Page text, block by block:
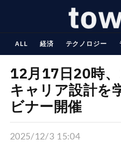
ALL 経済 テクノロジー
12月17日20時
キャリア設計を
ビナー開催
2025/12/3 15:04